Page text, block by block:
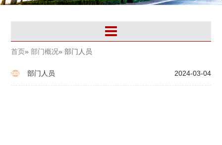
首页»部门概况» 部门人员
部门人员 2024-03-04